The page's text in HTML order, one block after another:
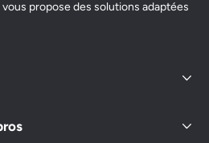
propose des solutions adaptées